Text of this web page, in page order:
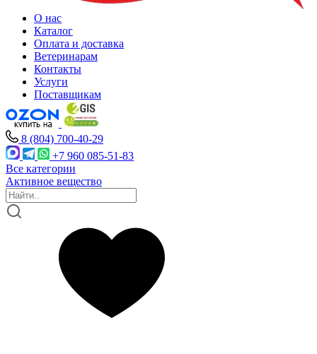
О нас
Каталог
Оплата и доставка
Ветеринарам
Контакты
Услуги
Поставщикам
8 (804) 700-40-29
+7 960 085-51-83
Все категории
Активное вещество